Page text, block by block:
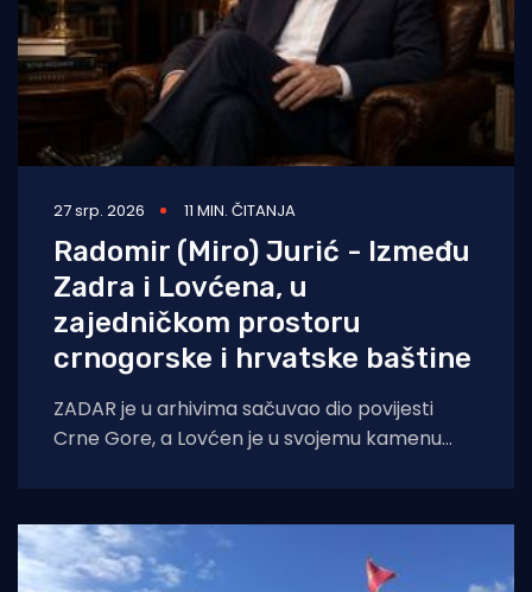
27 srp. 2026 11 MIN. ČITANJA
Radomir (Miro) Jurić - Između
Zadra i Lovćena, u
zajedničkom prostoru
crnogorske i hrvatske baštine
ZADAR je u arhivima sačuvao dio povijesti
Crne Gore, a Lovćen je u svojemu kamenu